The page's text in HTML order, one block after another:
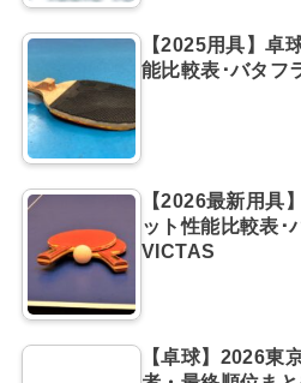
【2025用具】卓
能比較表･バタフ
【2026最新用具
ット性能比較表･
VICTAS
【卓球】2026東